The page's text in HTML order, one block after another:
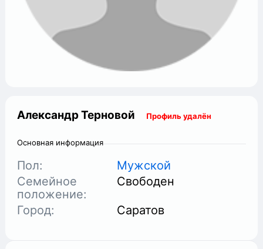
Александр Терновой Профиль удалён
Основная информация
Пол:
Мужской
Семейное
положение:
Свободен
Город: Саратов